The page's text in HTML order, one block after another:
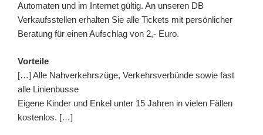
Automaten und im Internet gültig. An unseren DB
Verkaufsstellen erhalten Sie alle Tickets mit persönlicher
Beratung für einen Aufschlag von 2,- Euro.
Vorteile
[…] Alle Nahverkehrszüge, Verkehrsverbünde sowie fast
alle Linienbusse
Eigene Kinder und Enkel unter 15 Jahren in vielen Fällen
kostenlos. […]